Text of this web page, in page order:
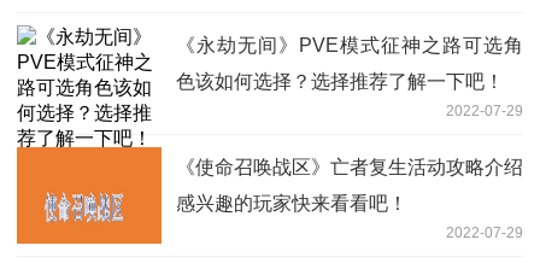
《永劫无间》PVE模式征神之路可选角
色该如何选择？选择推荐了解一下吧！
2022-07-29
《使命召唤战区》亡者复生活动攻略介绍
感兴趣的玩家快来看看吧！
2022-07-29